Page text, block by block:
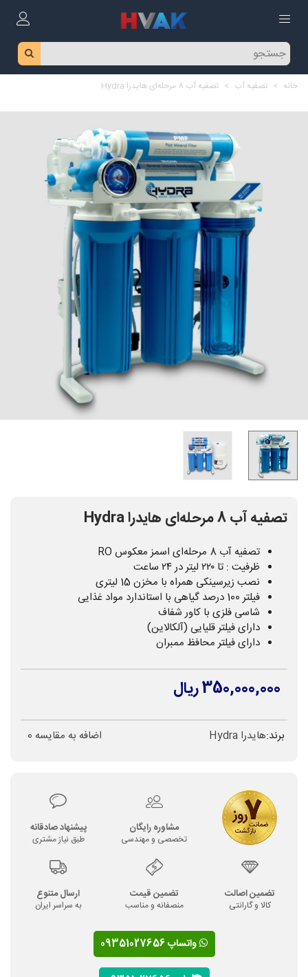
خانه > تصفیه آب > تصفیه آب 8 مرحله‌ای هایدرا Hydra
تصفیه آب 8 مرحله‌ای هایدرا Hydra
تصفیه آب 8 مرحله‌ای اسمز معکوس RO
ظرفیت : تا ۲۲۰ لیتر در ۲۴ ساعت
نصب زیرسینکی همراه با مخزن 15 لیتری
فیلتر 100 درصد گیاهی با استاندارد مواد غذایی
شاسی فلزی با کاور شفاف
دارای فیلتر قلیایی (آلکالاین)
دارای فیلتر محافظ ممبران
350,000,000 ریال
برند:هایدرا Hydra اضافه به مقایسه 0
مشاوره رایگان
تخصصی و مهندسی
پیشنهاد صادقانه
طبق نیاز مشتری
تضمین اصالت
کالا و گارانتی
تضمین قیمت
منصفانه و مناسب
ارسال متنوع
به سراسر ایران
واتساپ 09351027656